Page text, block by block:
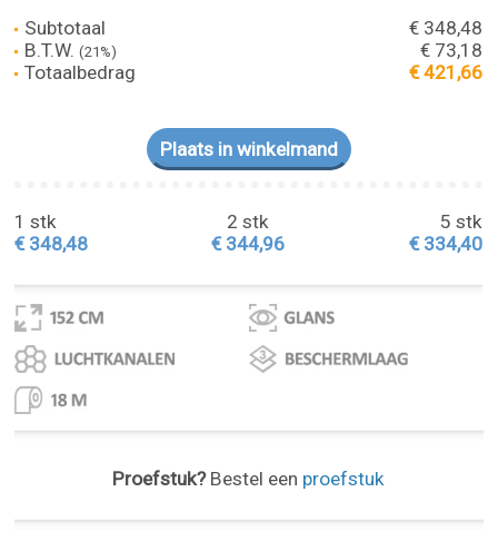
Subtotaal
€ 348,48
B.T.W.(21%)
€ 73,18
Totaalbedrag
€ 421,66
1 stk
€ 348,48
2 stk
€ 344,96
5 stk
€ 334,40
Proefstuk?Bestel een proefstuk